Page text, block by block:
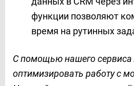
функции позволяют
время на рутинных
С помощью нашего сервиса
оптимизировать работу с